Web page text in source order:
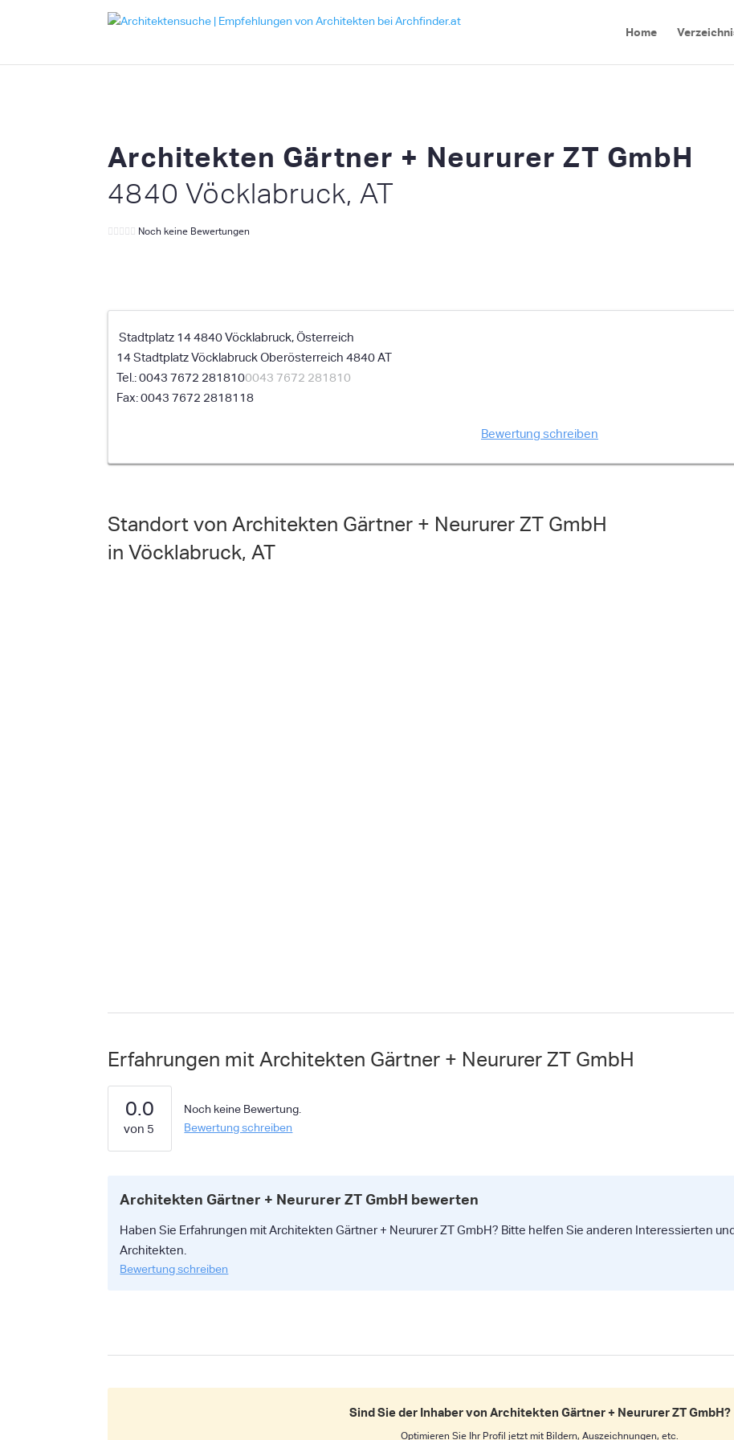
Home
Architekten Gärtner + Neururer ZT GmbH
4840 Vöcklabruck, AT
Noch keine Bewertungen
Stadtplatz 14 4840 Vöcklabruck, Österreich
14 Stadtplatz Vöcklabruck Oberösterreich 4840 AT
0043 7672 2818100043 7672 281810
0043 7672 2818118
Bewertung schreiben
Standort von Architekten Gärtner + Neururer ZT GmbH
in Vöcklabruck, AT
Erfahrungen mit Architekten Gärtner + Neururer ZT GmbH
0.0
Noch keine Bewertung.
Bewertung schreiben
Architekten Gärtner + Neururer ZT GmbH bewerten
Haben Sie Erfahrungen mit Architekten Gärtner + Neururer ZT GmbH? Bitte helfen Sie anderen Interessierten
Architekten.
Bewertung schreiben
Sind Sie der Inhaber von Architekten Gärtner + Neururer ZT GmbH?
Optimieren Sie Ihr Profil jetzt mit Bildern, Auszeichnungen, etc.